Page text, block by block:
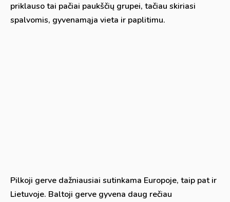
priklauso tai pačiai paukščių grupei, tačiau skiriasi
spalvomis, gyvenamąja vieta ir paplitimu.
Pilkoji gerve dažniausiai sutinkama Europoje, taip pat ir
Lietuvoje. Baltoji gerve gyvena daug rečiau